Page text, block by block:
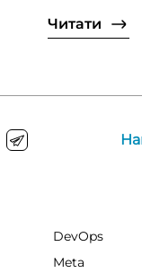
Читати
DevOps
Meta